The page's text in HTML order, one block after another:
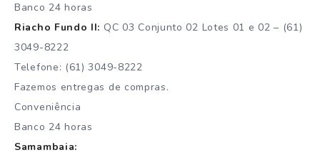
Banco 24 horas
Riacho Fundo II: QC 03 Conjunto 02 Lotes 01 e 02 – (61)
3049-8222
Telefone: (61) 3049-8222
Fazemos entregas de compras.
Conveniência
Banco 24 horas
Samambaia: